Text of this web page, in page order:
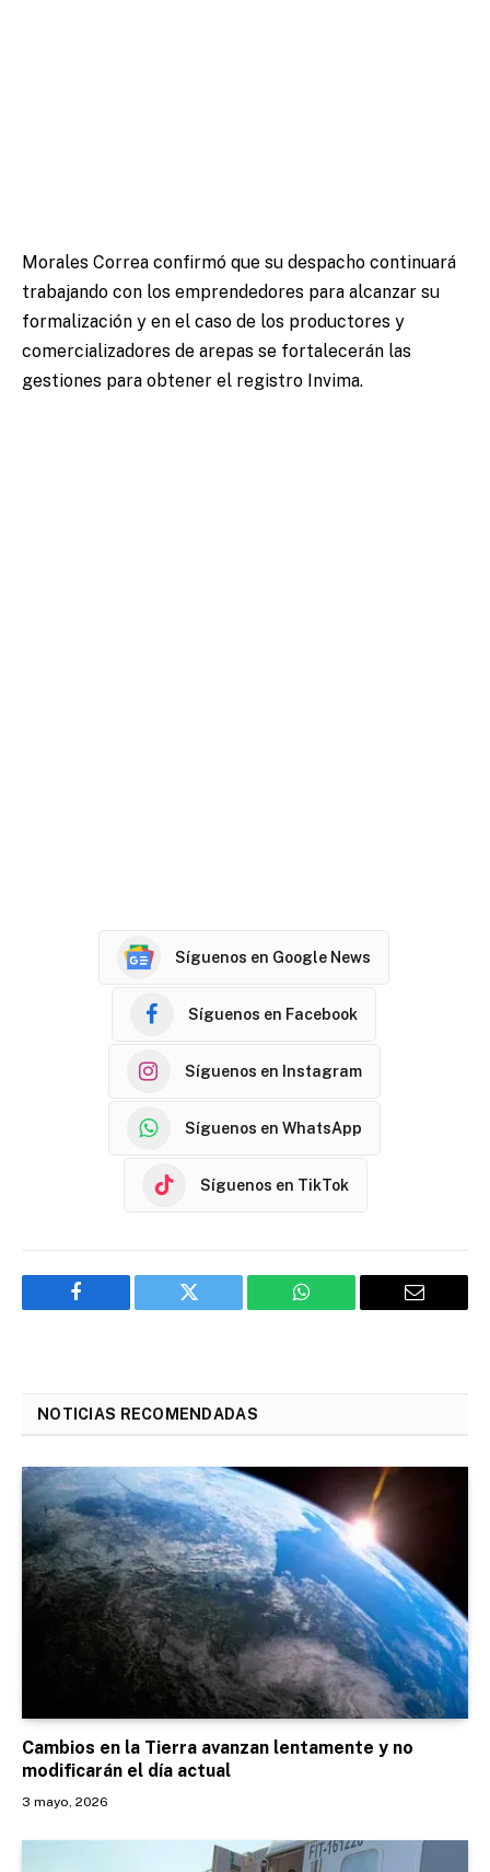
Morales Correa confirmó que su despacho continuará
trabajando con los emprendedores para alcanzar su
formalización y en el caso de los productores y
comercializadores de arepas se fortalecerán las
gestiones para obtener el registro Invima.
Síguenos en Google News
Síguenos en Facebook
Síguenos en Instagram
Síguenos en WhatsApp
Síguenos en TikTok
Facebook Twitter WhatsApp Email
NOTICIAS RECOMENDADAS
Cambios en la Tierra avanzan lentamente y no
modificarán el día actual
3 mayo, 2026